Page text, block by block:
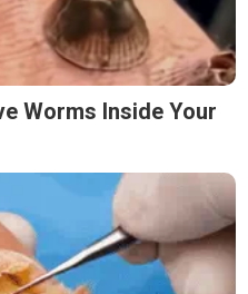
Worms Inside Your